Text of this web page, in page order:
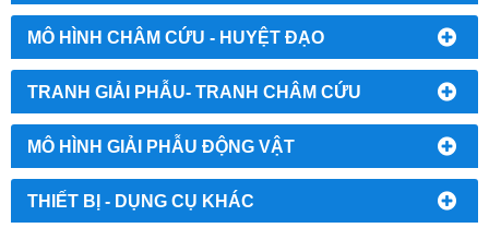
MÔ HÌNH CHÂM CỨU - HUYỆT ĐẠO
TRANH GIẢI PHẪU- TRANH CHÂM CỨU
MÔ HÌNH GIẢI PHẪU ĐỘNG VẬT
THIẾT BỊ - DỤNG CỤ KHÁC